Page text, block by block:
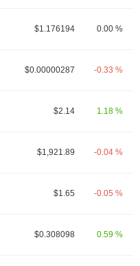
$1.176194 0.00 %
$0.00000287 -0.33 %
$2.14 1.18 %
$1,921.89 -0.04 %
$1.65 -0.05 %
$0.308098 0.59 %